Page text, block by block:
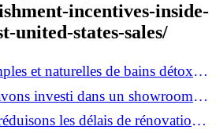
incentives-inside-
united-states-sales/
et naturelles de bains détox
investi dans un showroom-
apporte aux clients
les délais de rénovation à